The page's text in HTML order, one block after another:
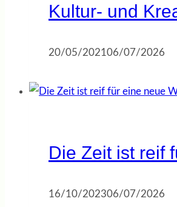
Kultur- und
20/05/202106/07/2026
Die Zeit ist reif
16/10/202306/07/2026